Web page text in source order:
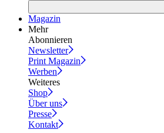
Magazin
Mehr
Abonnieren
Newsletter
Print Magazin
Werben
Weiteres
Shop
Über uns
Presse
Kontakt